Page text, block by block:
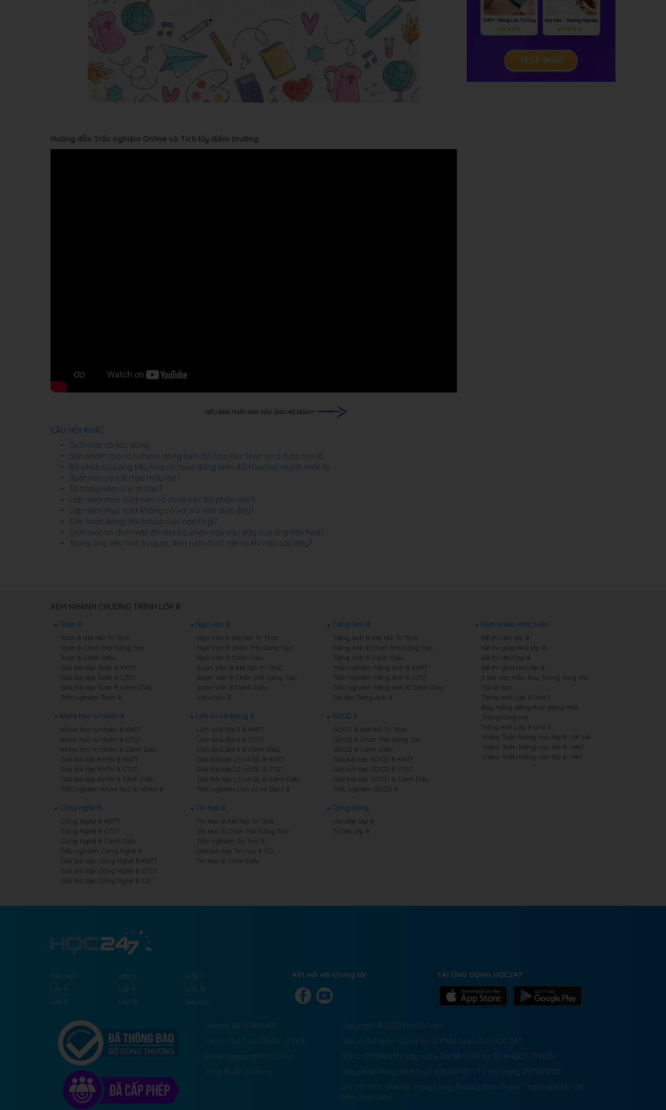
Hướng dẫn Trắc nghiệm Online và Tích lũy điểm thưởng
CÂU HỎI KHÁC
Dịch mật có tác dụng:
Sản phẩm tạo ra từ hoạt động biến đổi hóa học thức ăn ở ruột non là:
Bộ phận của ống tiêu hóa có hoạt động biến đổi hóa học mạnh nhất là:
Ruột non có cấu tạo mấy lớp?
Tá tràng nằm ở vị trí nào?
Lớp niêm mạc ruột non có chứa các bộ phận nào?
Lớp niêm mạc ruột không có vai trò nào dưới đây?
Các hoạt động tiêu hóa ở ruột non là gì?
Dịch ruột và dịch mật đổ vào bộ phận nào sau đây của ống tiêu hoá?
Trong ống tiêu hoá ở người, dịch ruột được tiết ra khi nào sau đây?
XEM NHANH CHƯƠNG TRÌNH LỚP 8
Toán 8
Toán 8 Kết Nối Tri Thức
Toán 8 Chân Trời Sáng Tạo
Toán 8 Cánh Diều
Giải bài tập Toán 8 KNTT
Giải bài tập Toán 8 CTST
Giải bài tập Toán 8 Cánh Diều
Trắc nghiệm Toán 8
Ngữ văn 8
Ngữ Văn 8 Kết Nối Tri Thức
Ngữ Văn 8 Chân Trời Sáng Tạo
Ngữ Văn 8 Cánh Diều
Soạn Văn 8 Kết Nối Tri Thức
Soạn Văn 8 Chân Trời Sáng Tạo
Soạn Văn 8 Cánh Diều
Văn mẫu 8
Tiếng Anh 8
Tiếng Anh 8 Kết Nối Tri Thức
Tiếng Anh 8 Chân Trời Sáng Tạo
Tiếng Anh 8 Cánh Diều
Trắc nghiệm Tiếng Anh 8 KNTT
Trắc nghiệm Tiếng Anh 8 CTST
Trắc nghiệm Tiếng Anh 8 Cánh Diều
Tài liệu Tiếng Anh 8
Khoa học tự nhiên 8
Khoa học tự nhiên 8 KNTT
Khoa học tự nhiên 8 CTST
Khoa học tự nhiên 8 Cánh Diều
Giải bài tập KHTN 8 KNTT
Giải bài tập KHTN 8 CTST
Giải bài tập KHTN 8 Cánh Diều
Trắc nghiệm Khoa học tự nhiên 8
Lịch sử và Địa lý 8
Lịch sử & Địa lí 8 KNTT
Lịch sử & Địa lí 8 CTST
Lịch sử & Địa lí 8 Cánh Diều
Giải bài tập LS và ĐL 8 KNTT
Giải bài tập LS và ĐL 8 CTST
Giải bài tập LS và ĐL 8 Cánh Diều
Trắc nghiệm Lịch sử và Địa lí 8
GDCD 8
GDCD 8 Kết Nối Tri Thức
GDCD 8 Chân Trời Sáng Tạo
GDCD 8 Cánh Diều
Giải bài tập GDCD 8 KNTT
Giải bài tập GDCD 8 CTST
Giải bài tập GDCD 8 Cánh Diều
Trắc nghiệm GDCD 8
Công nghệ 8
Công Nghệ 8 KNTT
Công Nghệ 8 CTST
Công Nghệ 8 Cánh Diều
Trắc nghiệm Công Nghệ 8
Giải bài tập Công Nghệ 8 KNTT
Giải bài tập Công Nghệ 8 CTST
Giải bài tập Công Nghệ 8 CD
Tin học 8
Tin Học 8 Kết Nối Tri Thức
Tin Học 8 Chân Trời Sáng Tạo
Trắc nghiệm Tin học 8
Giải bài tập Tin học 8 CD
Tin Học 8 Cánh Diều
Cộng đồng
Hỏi đáp lớp 8
Tư liệu lớp 8
Xem nhiều nhất tuần
Đề thi HK1 lớp 8
Đề thi giữa HK2 lớp 8
Đề thi HK2 lớp 8
Đề thi giữa HK1 lớp 8
5 bài văn mẫu hay Trong lòng mẹ
Tôi đi học
Tiếng Anh Lớp 8 Unit 1
Bảy hằng đẳng thức đáng nhớ
Trong lòng mẹ
Tiếng Anh Lớp 8 Unit 2
Video Toán Nâng cao lớp 8- HK Hè
Video Toán Nâng cao lớp 8- HK2
Video Toán Nâng cao lớp 8- HK1
Tiểu Học Lớp 6
Lớp 7
Lớp 8
Lớp 9
Lớp 10
Lớp 11
Lớp 12 Đại học
Kết nối với chúng tôi TẢI ỨNG DỤNG HỌC247
Hotline: 0973 686 401
Thứ 2 - thứ 7: từ 08h30 - 21h00
Email: support@hoc247.vn
Thỏa thuận sử dụng
Copyright © 2022 Hoc247.net
Đơn vị chủ quản: Công Ty Cổ Phần Giáo Dục HỌC 247
GPKD: 0313983319 cấp ngày 26/08/2016 tại Sở KH&ĐT TP.HCM
Giấy phép Mạng Xã Hội số: 638/GP-BTTTT cấp ngày 29/12/2020
Địa chỉ: P401, 54A Nơ Trang Long, Phường Bình Thạnh, Thành phố Hồ Chí
Minh, Việt Nam.